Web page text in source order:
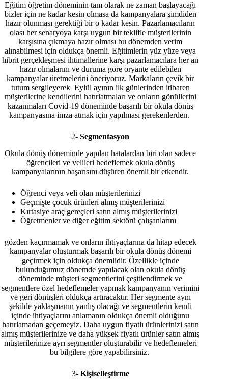
Eğitim öğretim döneminin tam olarak ne zaman başlayacağı
bizler için ne kadar kesin olmasa da kampanyalara şimdiden
hazır olunması gerektiği bir o kadar kesin. Pazarlamacıların
olası her senaryoya karşı uygun bir teklifle müşterilerinin
karşısına çıkmaya hazır olması bu dönemden verim
alınabilmesi için oldukça önemli. Eğitimlerin yüz yüze veya
hibrit gerçekleşmesi ihtimallerine karşı pazarlamacılara her an
hazır olmalarını ve duruma göre oryante edilebilen
kampanyalar üretmelerini öneriyoruz. Markaların çevik bir
tutum sergileyerek Eylül ayının ilk günlerinden itibaren
müşterilerine kendilerini hatırlatmaları ve onların gönüllerini
kazanmaları Covid-19 döneminde başarılı bir okula dönüş
kampanyasına imza atmak için yapılması gerekenlerden.
2-Segmentasyon
Okula dönüş döneminde yapılan hatalardan biri olan sadece
öğrencileri ve velileri hedeflemek okula dönüş
kampanyalarının başarısını düşüren önemli bir etkendir.
Öğrenci veya veli olan müşterilerinizi
Geçmişte çocuk ürünleri almış müşterilerinizi
Kırtasiye araç gereçleri satın almış müşterilerinizi
Öğretmenler ve diğer eğitim sektörü çalışanlarını
gözden kaçırmamak ve onların ihtiyaçlarına da hitap edecek
kampanyalar oluşturmak başarılı bir okula dönüş dönemi
geçirmek için oldukça önemlidir. Özellikle içinde
bulunduğumuz dönemde yapılacak olan okula dönüş
döneminde müşteri segmentlerini çeşitlendirmek ve
segmentlere özel hedeflemeler yapmak kampanyanın verimini
ve geri dönüşleri oldukça artıracaktır. Her segmente aynı
şekilde yaklaşmanın yanlış olacağı ve segmentlerin kendi
içinde ihtiyaçlarını anlamanın oldukça önemli olduğunu
hatırlamadan geçemeyiz. Daha uygun fiyatlı ürünlerinizi satın
almış müşterilerinize ve daha yüksek fiyatlı ürünler satın almış
müşterilerinize ayrı segmentler oluşturabilir ve hedeflemeleri
bu bilgilere göre yapabilirsiniz.
3- Kişiselleştirme